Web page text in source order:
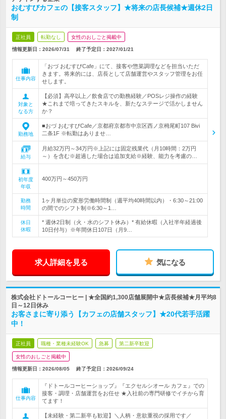
おむすびカフェの【接客スタッフ】★将来の店長候補★週休2日
制
正社員 転勤なし 女性のおしごと掲載中
情報更新日：2026/07/31 終了予定日： 2027/01/21
仕事内容
「おづ おむすびCafe」にて、接客や惣菜調理などを担当いただ
きます。将来的には、店長として店舗運営やスタッフ管理をお任
せします。
対象と
なる方
【必須】高卒以上／飲食店での勤務経験／POSレジ操作の経験
★これまで培ってきたスキルを、新たなステージで活かしません
か？
勤務地
■おづ おむすびCafe／京都府京都市中京区西ノ京栂尾町107 Bivi
二条1F ※転勤はありませ…
給与
月給32万円～34万円※上記には固定残業代（月10時間：2万円
～）を含む※超過した場合は追加支給※経験、能力を考慮の…
初年度
年収
400万円～450万円
勤務
時間
1ヶ月単位の変形労働時間制（週平均40時間以内）・6:30～21:00
の間でのシフト制※6:30～1…
休日
休暇
* 週休2日制（火・水のシフト休み）* 有給休暇（入社半年経過後
10日付与）※年間休日107日（月9…
求人詳細を見る 気になる
株式会社ドトールコーヒー | ★全国約1,300店舗展開中★店長候補★月平均8
日～12日休み
お客さまに寄り添う【カフェの店舗スタッフ】★20代若手活躍
中！
正社員 職種・業種未経験OK 急募 第二新卒歓迎
女性のおしごと掲載中
情報更新日：2026/08/05 終了予定日： 2026/09/24
仕事内容
『ドトールコーヒーショップ』『エクセルシオール カフェ』での
接客・調理・店舗運営をお任せ ★入社前の専門研修でイチから育
てます！
【未経験・第二新卒も歓迎】＼人柄・意欲重視の採用です／